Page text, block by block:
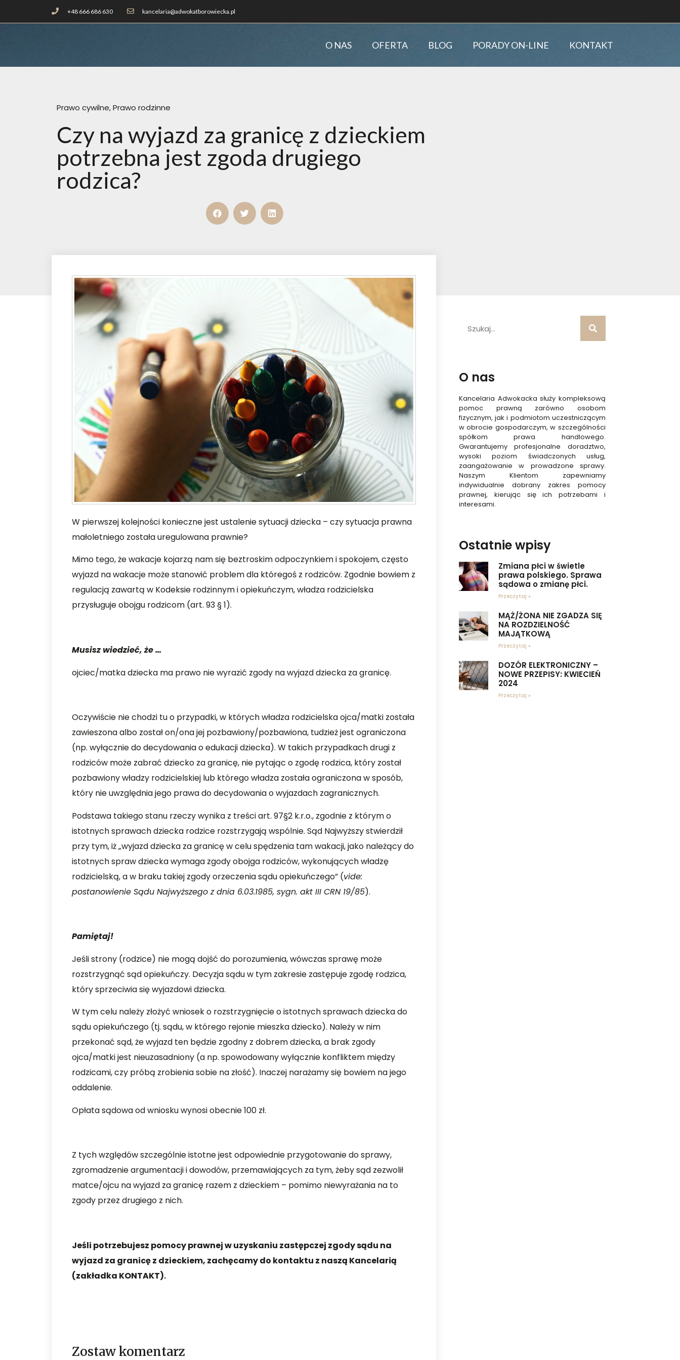
+48 666 686 630 kancelaria@adwokatborowiecka.pl
O NAS OFERTA BLOG PORADY ON-LINE KONTAKT
Prawo cywilne,Prawo rodzinne
Czy na wyjazd za granicę z dzieckiem
potrzebna jest zgoda drugiego
rodzica?
W pierwszej kolejności konieczne jest ustalenie sytuacji dziecka – czy sytuacja prawna
małoletniego została uregulowana prawnie?
Mimo tego, że wakacje kojarzą nam się beztroskim odpoczynkiem i spokojem, często
wyjazd na wakacje może stanowić problem dla któregoś z rodziców. Zgodnie bowiem z
regulacją zawartą w Kodeksie rodzinnym i opiekuńczym, władza rodzicielska
przysługuje obojgu rodzicom (art. 93 § 1).
Musisz wiedzieć, że …
ojciec/matka dziecka ma prawo nie wyrazić zgody na wyjazd dziecka za granicę.
Oczywiście nie chodzi tu o przypadki, w których władza rodzicielska ojca/matki została
zawieszona albo został on/ona jej pozbawiony/pozbawiona, tudzież jest ograniczona
(np. wyłącznie do decydowania o edukacji dziecka). W takich przypadkach drugi z
rodziców może zabrać dziecko za granicę, nie pytając o zgodę rodzica, który został
pozbawiony władzy rodzicielskiej lub którego władza została ograniczona w sposób,
który nie uwzględnia jego prawa do decydowania o wyjazdach zagranicznych.
Podstawa takiego stanu rzeczy wynika z treści art. 97§2 k.r.o., zgodnie z którym o
istotnych sprawach dziecka rodzice rozstrzygają wspólnie. Sąd Najwyższy stwierdził
przy tym, iż „wyjazd dziecka za granicę w celu spędzenia tam wakacji, jako należący do
istotnych spraw dziecka wymaga zgody obojga rodziców, wykonujących władzę
rodzicielską, a w braku takiej zgody orzeczenia sądu opiekuńczego” (vide:
postanowienie Sądu Najwyższego z dnia 6.03.1985, sygn. akt III CRN 19/85).
Pamiętaj!
Jeśli strony (rodzice) nie mogą dojść do porozumienia, wówczas sprawę może
rozstrzygnąć sąd opiekuńczy. Decyzja sądu w tym zakresie zastępuje zgodę rodzica,
który sprzeciwia się wyjazdowi dziecka.
W tym celu należy złożyć wniosek o rozstrzygnięcie o istotnych sprawach dziecka do
sądu opiekuńczego (tj. sądu, w którego rejonie mieszka dziecko). Należy w nim
przekonać sąd, że wyjazd ten będzie zgodny z dobrem dziecka, a brak zgody
ojca/matki jest nieuzasadniony (a np. spowodowany wyłącznie konfliktem między
rodzicami, czy próbą zrobienia sobie na złość). Inaczej narażamy się bowiem na jego
oddalenie.
Opłata sądowa od wniosku wynosi obecnie 100 zł.
Z tych względów szczególnie istotne jest odpowiednie przygotowanie do sprawy,
zgromadzenie argumentacji i dowodów, przemawiających za tym, żeby sąd zezwolił
matce/ojcu na wyjazd za granicę razem z dzieckiem – pomimo niewyrażania na to
zgody przez drugiego z nich.
Jeśli potrzebujesz pomocy prawnej w uzyskaniu zastępczej zgody sądu na
wyjazd za granicę z dzieckiem, zachęcamy do kontaktu z naszą Kancelarią
(zakładka KONTAKT).
Zostaw komentarz
O nas
Kancelaria Adwokacka służy kompleksową
pomoc prawną zarówno osobom
fizycznym, jak i podmiotom uczestniczącym
w obrocie gospodarczym, w szczególności
spółkom prawa handlowego.
Gwarantujemy profesjonalne doradztwo,
wysoki poziom świadczonych usług,
zaangażowanie w prowadzone sprawy.
Naszym Klientom zapewniamy
indywidualnie dobrany zakres pomocy
prawnej, kierując się ich potrzebami i
interesami.
Ostatnie wpisy
Zmiana płci w świetle
prawa polskiego. Sprawa
sądowa o zmianę płci.
Przeczytaj »
MĄŻ/ŻONA NIE ZGADZA SIĘ
NA ROZDZIELNOŚĆ
MAJĄTKOWĄ
Przeczytaj »
DOZÓR ELEKTRONICZNY –
NOWE PRZEPISY: KWIECIEŃ
2024
Przeczytaj »